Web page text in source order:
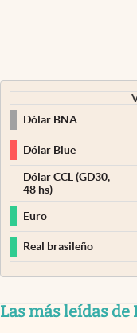
Dólar BNA
Dólar Blue
Dólar CCL (GD30,
48 hs)
Euro
Real brasileño
Las más leídas